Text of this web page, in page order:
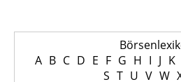
A B C D E F G H I J K
S T U V W